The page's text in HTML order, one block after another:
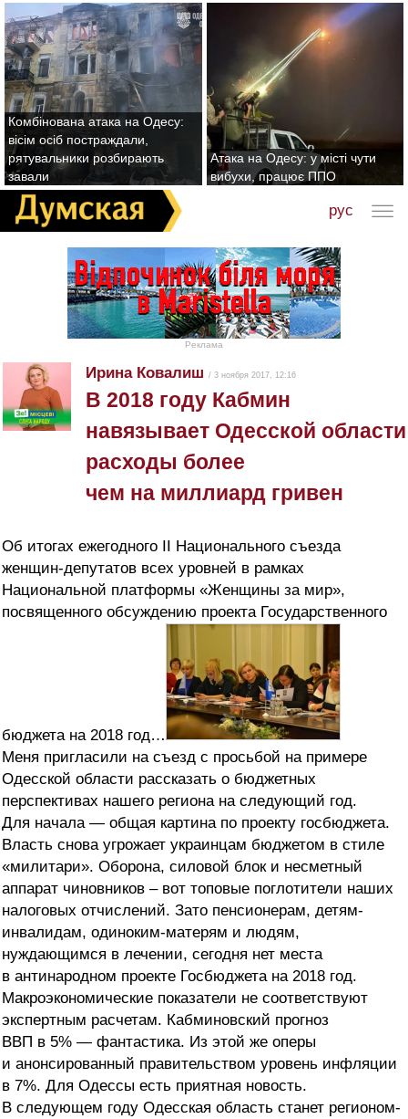
Комбінована атака на Одесу:
вісім осіб постраждали,
рятувальники розбирають
завали
Атака на Одесу: у місті чути
вибухи, працює ППО
рус
Реклама
Ирина Ковалиш / 3 ноября 2017, 12:16
В 2018 году Кабмин
навязывает Одесской области
расходы более
чем на миллиард гривен
Об итогах ежегодного II Национального съезда
женщин-депутатов всех уровней в рамках
Национальной платформы «Женщины за мир»,
посвященного обсуждению проекта Государственного
бюджета на 2018 год…
Меня пригласили на съезд с просьбой на примере
Одесской области рассказать о бюджетных
перспективах нашего региона на следующий год.
Для начала — общая картина по проекту госбюджета.
Власть снова угрожает украинцам бюджетом в стиле
«милитари». Оборона, силовой блок и несметный
аппарат чиновников – вот топовые поглотители наших
налоговых отчислений. Зато пенсионерам, детям-
инвалидам, одиноким-матерям и людям,
нуждающимся в лечении, сегодня нет места
в антинародном проекте Госбюджета на 2018 год.
Макроэкономические показатели не соответствуют
экспертным расчетам. Кабминовский прогноз
ВВП в 5% — фантастика. Из этой же оперы
и анонсированный правительством уровень инфляции
в 7%. Для Одессы есть приятная новость.
В следующем году Одесская область станет регионом-